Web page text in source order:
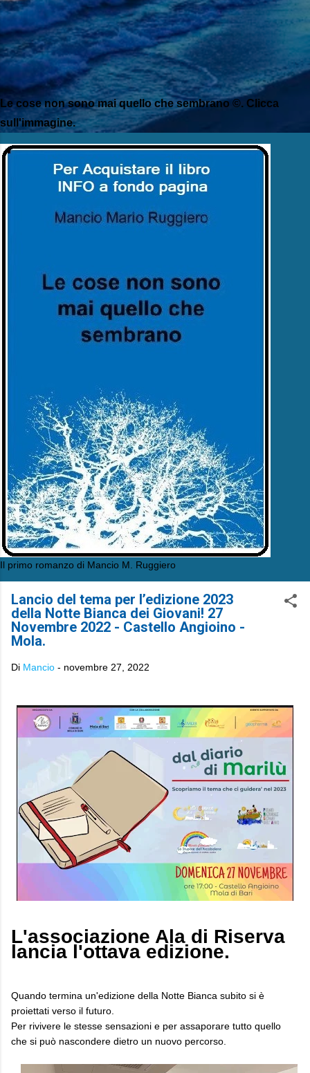
Le cose non sono mai quello che sembrano ©. Clicca
sull'immagine.
Il primo romanzo di Mancio M. Ruggiero
Lancio del tema per l’edizione 2023
della Notte Bianca dei Giovani! 27
Novembre 2022 - Castello Angioino -
Mola.
Di Mancio - novembre 27, 2022
L'associazione Ala di Riserva
lancia l'ottava edizione.
Quando termina un'edizione della Notte Bianca subito si è
proiettati verso il futuro.
Per rivivere le stesse sensazioni e per assaporare tutto quello
che si può nascondere dietro un nuovo percorso.